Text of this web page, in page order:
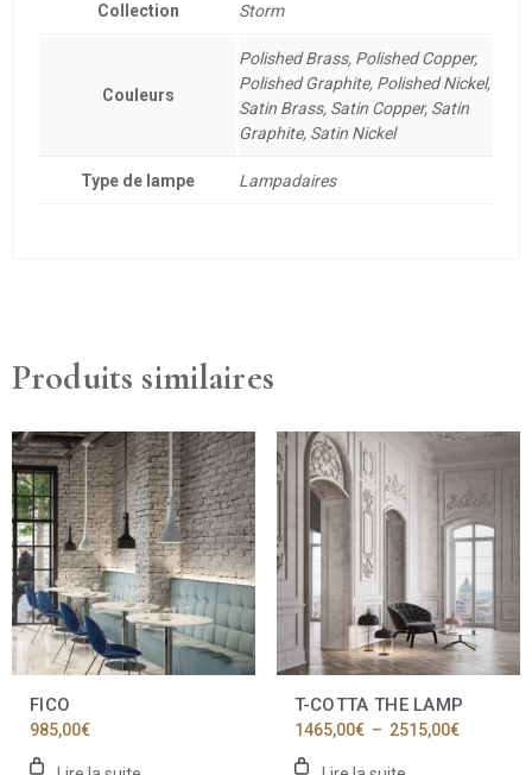
Collection Storm
Couleurs
Polished Brass, Polished Copper,
Polished Graphite, Polished Nickel,
Satin Brass, Satin Copper, Satin
Graphite, Satin Nickel
Type de lampe Lampadaires
Produits similaires
FICO
985,00€
T-COTTA THE LAMP
1465,00€ – 2515,00€Plage